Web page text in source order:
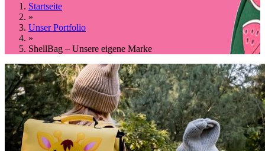
Startseite
»
Unser Portfolio
»
ShellBag – Unsere eigene Marke